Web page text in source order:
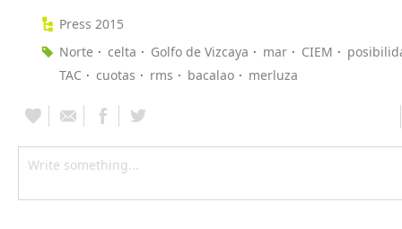
Press 2015
Norte
celta Golfo de Vizcaya mar CIEM
TAC
cuotas rms bacalao merluza